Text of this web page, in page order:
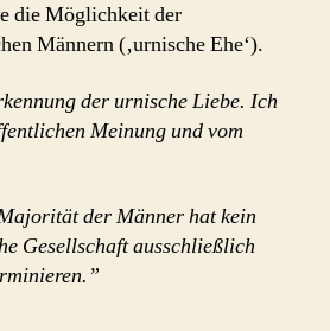
die Möglichkeit der
Männern (‚urnische Ehe‘).
der urnische Liebe. Ich
Meinung und vom
der Männer hat kein
Gesellschaft ausschließlich